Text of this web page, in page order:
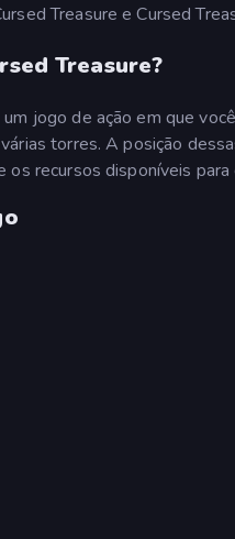
Treasure e Cursed
Treasure?
um jogo de ação em que
torres. A posição
os recursos disponíveis